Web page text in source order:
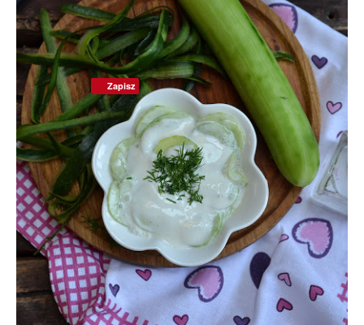
Zapisz